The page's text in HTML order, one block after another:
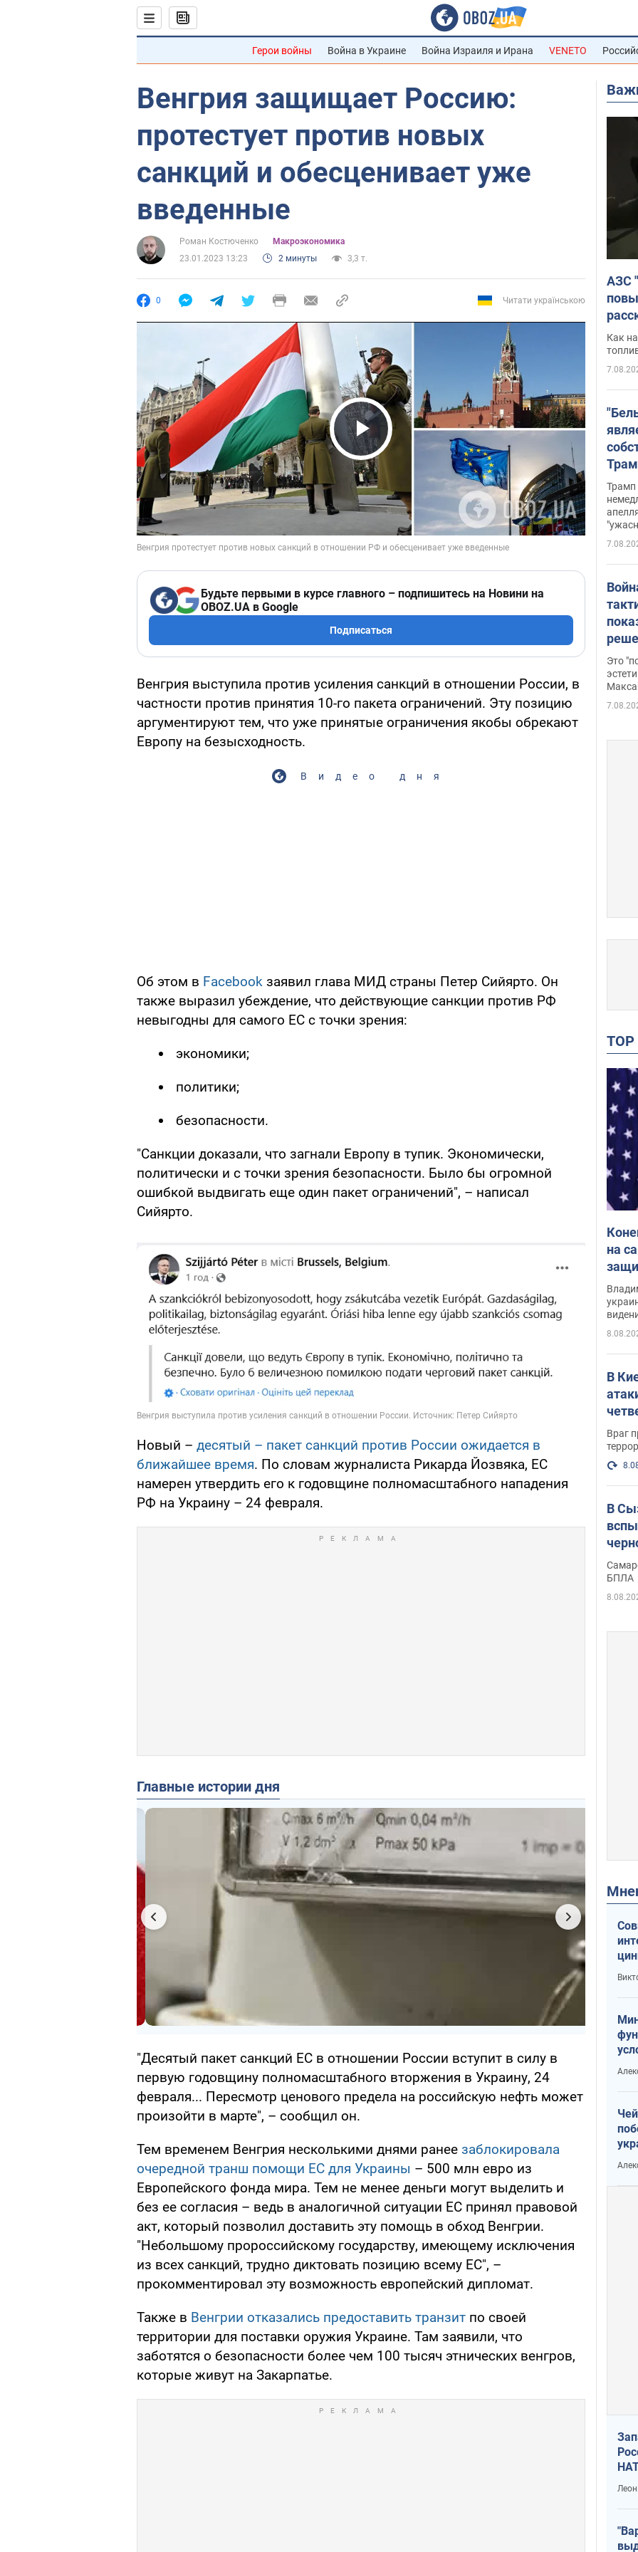
Герои войны Война в Украине Война Израиля и Ирана VENETO
Венгрия защищает Россию:
протестует против новых
санкций и обесценивает уже
введенные
Роман Костюченко
Mакроэкономика
23.01.2023 13:23
2 минуты 3,3 т.
0 Читати українською
Play Video
Будьте первыми в курсе главного – подпишитесь на Новини на
OBOZ.UA в Google
Подписаться
Венгрия выступила против усиления санкций в отношении России, в
частности против принятия 10-го пакета ограничений. Эту позицию
аргументируют тем, что уже принятые ограничения якобы обрекают
Европу на безысходность.
Видео дня
Об этом в Facebook заявил глава МИД страны Петер Сийярто. Он
также выразил убеждение, что действующие санкции против РФ
невыгодны для самого ЕС с точки зрения:
экономики;
политики;
безопасности.
"Санкции доказали, что загнали Европу в тупик. Экономически,
политически и с точки зрения безопасности. Было бы огромной
ошибкой выдвигать еще один пакет ограничений", – написал
Сийярто.
Новый – десятый – пакет санкций против России ожидается в
ближайшее время. По словам журналиста Рикарда Йозвяка, ЕС
намерен утвердить его к годовщине полномасштабного нападения
РФ на Украину – 24 февраля.
Главные истории дня
"Десятый пакет санкций ЕС в отношении России вступит в силу в
первую годовщину полномасштабного вторжения в Украину, 24
февраля... Пересмотр ценового предела на российскую нефть может
произойти в марте", – сообщил он.
Тем временем Венгрия несколькими днями ранее заблокировала
очередной транш помощи ЕС для Украины – 500 млн евро из
Европейского фонда мира. Тем не менее деньги могут выделить и
без ее согласия – ведь в аналогичной ситуации ЕС принял правовой
акт, который позволил доставить эту помощь в обход Венгрии.
"Небольшому пророссийскому государству, имеющему исключения
из всех санкций, трудно диктовать позицию всему ЕС", –
прокомментировал эту возможность европейский дипломат.
Также в Венгрии отказались предоставить транзит по своей
территории для поставки оружия Украине. Там заявили, что
заботятся о безопасности более чем 100 тысяч этнических венгров,
которые живут на Закарпатье.
АЗС
Как
Трамп
Это
на
В
Враг
В
БПЛА